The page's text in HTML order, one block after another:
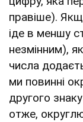
правіше).
іде в меншу
незмінним),
числа
ми повинні
другого
отже,